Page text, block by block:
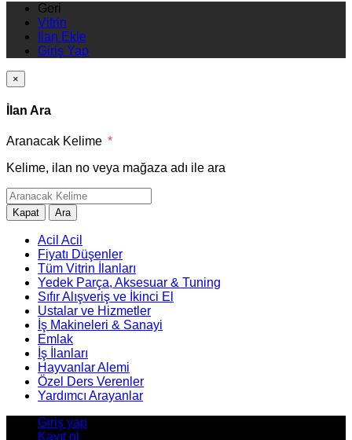
Geri
Vitrin
İlan Ekle
Giriş Yap
×
İlan Ara
Aranacak Kelime *
Kelime, ilan no veya mağaza adı ile ara
Kapat Ara
Acil Acil
Fiyatı Düşenler
Tüm Vitrin İlanları
Yedek Parça, Aksesuar & Tuning
Sıfır Alışveriş ve İkinci El
Ustalar ve Hizmetler
İş Makineleri & Sanayi
Emlak
İş İlanları
Hayvanlar Alemi
Özel Ders Verenler
Yardımcı Arayanlar
Giriş yap
Kayıt ol